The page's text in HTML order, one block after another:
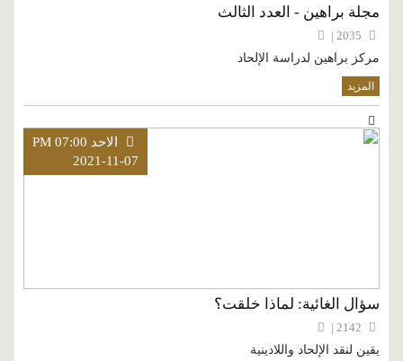
مجلة براهين - العدد الثالث
مركز براهين لدراسة الإلحاد
المزيد
الاحد PM 07:00
2021-11-07
سؤال الغائية: لماذا خلقت؟
يقين لنقد الإلحاد واللادينية